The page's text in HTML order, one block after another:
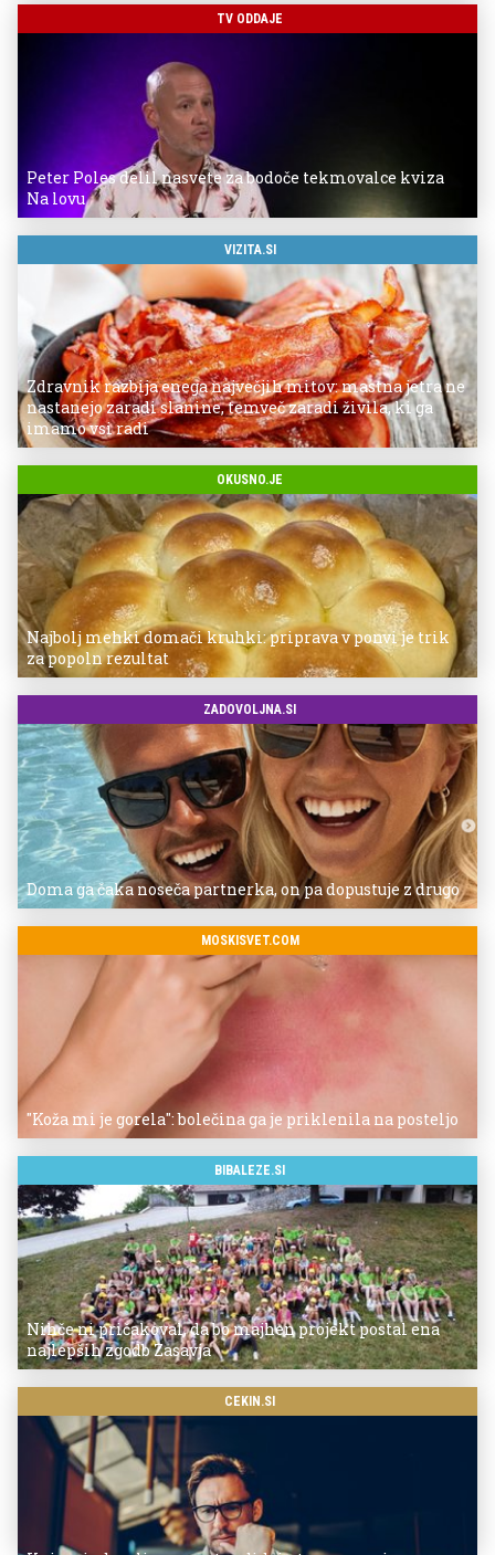
TV ODDAJE
Peter Poles delil nasvete za bodoče tekmovalce kviza
Na lovu
VIZITA.SI
Zdravnik razbija enega največjih mitov: mastna jetra ne
nastanejo zaradi slanine, temveč zaradi živila, ki ga
imamo vsi radi
OKUSNO.JE
Najbolj mehki domači kruhki: priprava v ponvi je trik
za popoln rezultat
ZADOVOLJNA.SI
Doma ga čaka noseča partnerka, on pa dopustuje z drugo
MOSKISVET.COM
"Koža mi je gorela": bolečina ga je priklenila na posteljo
BIBALEZE.SI
Nihče ni pričakoval, da bo majhen projekt postal ena
najlepših zgodb Zasavja
CEKIN.SI